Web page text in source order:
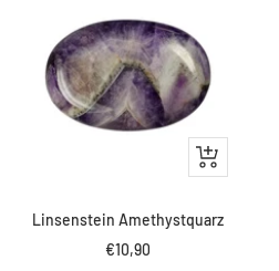
IN
DEN
Linsenstein Amethystquarz
Angebotspreis
€10,90